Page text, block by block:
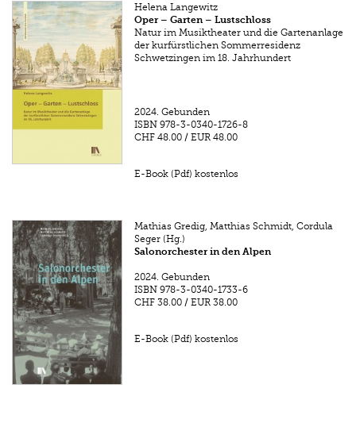
Helena Langewitz
Oper – Garten – Lustschloss
Natur im Musiktheater und die Gartenanlage
der kurfürstlichen Sommerresidenz
Schwetzingen im 18. Jahrhundert
2024. Gebunden
ISBN 978-3-0340-1726-8
CHF 48.00 /EUR 48.00
E-Book (Pdf) kostenlos
Mathias Gredig, Matthias Schmidt, Cordula
Seger (Hg.)
Salonorchester in den Alpen
2024. Gebunden
ISBN 978-3-0340-1733-6
CHF 38.00 /EUR 38.00
E-Book (Pdf) kostenlos